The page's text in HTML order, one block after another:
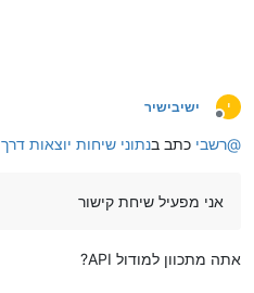
י
מנותק
ישיבישיר
@רשבי כתב בנתוני שיחות יוצאות דרך API
אני מפעיל שיחת קישור
אתה מתכוון למודול API?